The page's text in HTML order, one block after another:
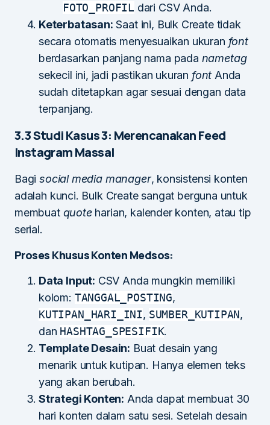
FOTO_PROFIL dari CSV Anda.
Keterbatasan: Saat ini, Bulk Create tidak
secara otomatis menyesuaikan ukuran font
berdasarkan panjang nama pada nametag
sekecil ini, jadi pastikan ukuran font Anda
sudah ditetapkan agar sesuai dengan data
terpanjang.
3.3 Studi Kasus 3: Merencanakan Feed
Instagram Massal
Bagisocial media manager, konsistensi konten
adalah kunci. Bulk Create sangat berguna untuk
membuat quoteharian, kalender konten, atau tip
serial.
Proses Khusus Konten Medsos:
Data Input: CSV Anda mungkin memiliki
kolom: TANGGAL_POSTING,
KUTIPAN_HARI_INI, SUMBER_KUTIPAN,
dan HASHTAG_SPESIFIK.
Template Desain: Buat desain yang
menarik untuk kutipan. Hanya elemen teks
yang akan berubah.
Strategi Konten: Anda dapat membuat 30
hari konten dalam satu sesi. Setelah desain